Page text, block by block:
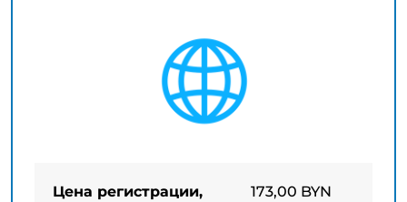
Цена регистрации,
173,00 BYN